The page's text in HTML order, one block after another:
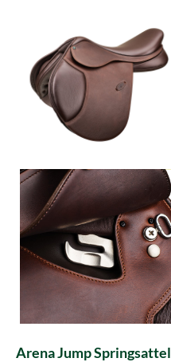
Arena Jump Springsattel